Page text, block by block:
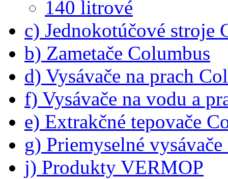
140 litrové
c) Jednokotúčové stroje
b) Zametače Columbus
d) Vysávače na prach
f) Vysávače na vodu a
e) Extrakčné tepovače
g) Priemyselné
j) Produkty VERMOP